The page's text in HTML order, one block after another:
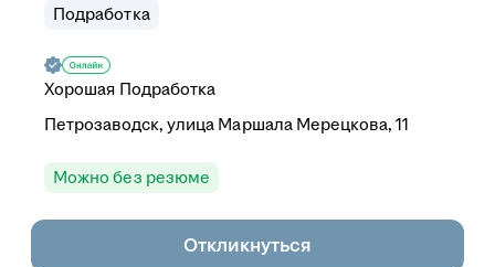
Подработка
Хорошая Подработка
Петрозаводск, улица Маршала Мерецкова, 11
Можно без резюме
Откликнуться